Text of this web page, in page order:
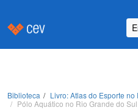
Biblioteca
Livro: Atlas do Esporte
Pólo Aquático no Rio Grande do Sul